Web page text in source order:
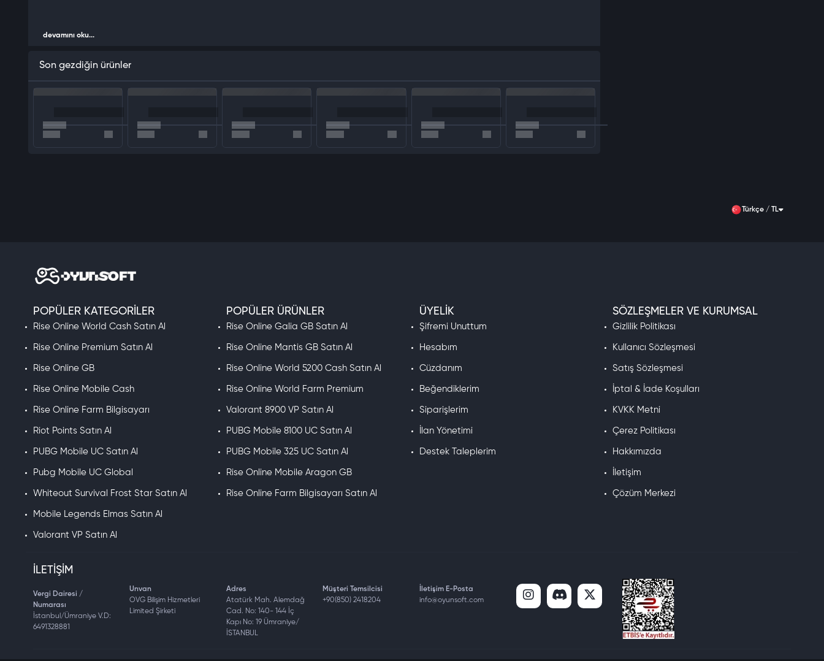
devamını oku...
Son gezdiğin ürünler
Türkçe / TL
POPÜLER KATEGORILER
Rise Online World Cash Satın Al
Rise Online Premium Satın Al
Rise Online GB
Rise Online Mobile Cash
Rise Online Farm Bilgisayarı
Riot Points Satın Al
PUBG Mobile UC Satın Al
Pubg Mobile UC Global
Whiteout Survival Frost Star Satın Al
Mobile Legends Elmas Satın Al
Valorant VP Satın Al
POPÜLER ÜRÜNLER
Rise Online Galia GB Satın Al
Rise Online Mantis GB Satın Al
Rise Online World 5200 Cash Satın Al
Rise Online World Farm Premium
Valorant 8900 VP Satın Al
PUBG Mobile 8100 UC Satın Al
PUBG Mobile 325 UC Satın Al
Rise Online Mobile Aragon GB
Rise Online Farm Bilgisayarı Satın Al
ÜYELIK
Şifremi Unuttum
Hesabım
Cüzdanım
Beğendiklerim
Siparişlerim
İlan Yönetimi
Destek Taleplerim
SÖZLEŞMELER VE KURUMSAL
Gizlilik Politikası
Kullanıcı Sözleşmesi
Satış Sözleşmesi
İptal & İade Koşulları
KVKK Metni
Çerez Politikası
Hakkımızda
İletişim
Çözüm Merkezi
İLETIŞIM
Vergi Dairesi /
Numarası
İstanbul/Ümraniye V.D:
6491328881
Unvan
OVG Bilişim Hizmetleri
Limited Şirketi
Adres
Atatürk Mah. Alemdağ
Cad. No: 140- 144 İç
Kapı No: 19 Ümraniye/
İSTANBUL
Müşteri Temsilcisi
+90(850) 2418204
İletişim E-Posta
info@oyunsoft.com